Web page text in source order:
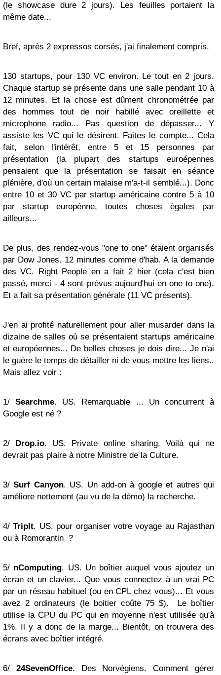
(le showcase dure 2 jours). Les feuilles portaient la
même date...
Bref, après 2 expressos corsés, j'ai finalement compris.
130 startups, pour 130 VC environ. Le tout en 2 jours.
Chaque startup se présente dans une salle pendant 10 à
12 minutes. Et la chose est dûment chronométrée par
des hommes tout de noir habillé avec oreillette et
microphone radio... Pas question de dépasser... Y
assiste les VC qui le désirent. Faites le compte... Cela
fait, selon l'intérêt, entre 5 et 15 personnes par
présentation (la plupart des startups euroépennes
pensaient que la présentation se faisait en séance
plénière, d'où un certain malaise m'a-t-il semblé...). Donc
entre 10 et 30 VC par startup américaine contre 5 à 10
par startup europénne, toutes choses égales par
ailleurs...
De plus, des rendez-vous "one to one" étaient organisés
par Dow Jones. 12 minutes comme d'hab. A la demande
des VC. Right People en a fait 2 hier (cela c'est bien
passé, merci - 4 sont prévus aujourd'hui en one to one).
Et a fait sa présentation générale (11 VC présents).
J'en ai profité naturellement pour aller musarder dans la
dizaine de salles où se présentaient startups américaine
et européennes... De belles choses je dois dire... Je n'ai
le guère le temps de détailler ni de vous mettre les liens..
Mais allez voir :
1/Searchme. US. Remarquable ... Un concurrent à
Google est né ?
2/ Drop.io. US. Private online sharing. Voilà qui ne
devrait pas plaire à notre Ministre de la Culture.
3/Surf Canyon. US. Un add-on à google et autres qui
améliore nettement (au vu de la démo) la recherche.
4/TripIt. US. pour organiser votre voyage au Rajasthan
ou à Romorantin ?
5/ nComputing. US. Un boîtier auquel vous ajoutez un
écran et un clavier... Que vous connectez à un vrai PC
par un réseau habituel (ou en CPL chez vous)... Et vous
avez 2 ordinateurs (le boitier coûte 75 $). Le boîtier
utilise la CPU du PC qui en moyenne n'est utilisée qu'à
1%. Il y a donc de la marge... Bientôt, on trouvera des
écrans avec boîtier intégré.
6/ 24SevenOffice. Des Norvégiens. Comment gérer